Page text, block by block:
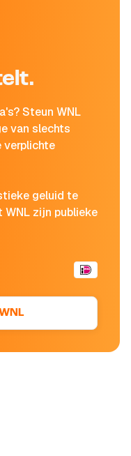
Steun WNL
van slechts
verplichte
geluid te
zijn publieke